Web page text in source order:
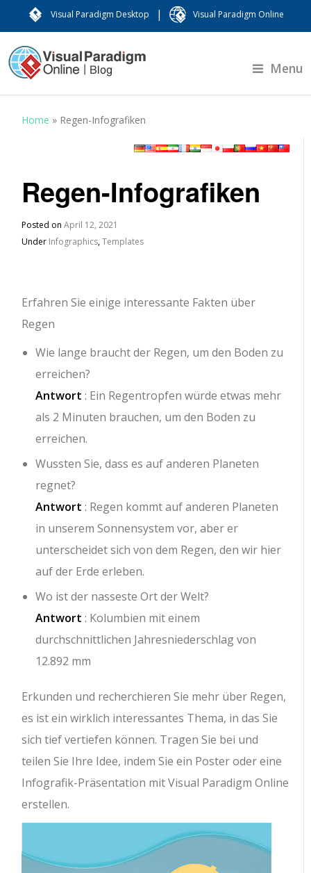
Visual Paradigm Desktop | Visual Paradigm Online
Menu
Home » Regen-Infografiken
Regen-Infografiken
Posted onApril 12, 2021
Under Infographics,Templates
Erfahren Sie einige interessante Fakten über
Regen
Wie lange braucht der Regen, um den Boden zu
erreichen?
Antwort : Ein Regentropfen würde etwas mehr
als 2 Minuten brauchen, um den Boden zu
erreichen.
Wussten Sie, dass es auf anderen Planeten
regnet?
Antwort : Regen kommt auf anderen Planeten
in unserem Sonnensystem vor, aber er
unterscheidet sich von dem Regen, den wir hier
auf der Erde erleben.
Wo ist der nasseste Ort der Welt?
Antwort : Kolumbien mit einem
durchschnittlichen Jahresniederschlag von
12.892 mm
Erkunden und recherchieren Sie mehr über Regen,
es ist ein wirklich interessantes Thema, in das Sie
sich tief vertiefen können. Tragen Sie bei und
teilen Sie Ihre Idee, indem Sie ein Poster oder eine
Infografik-Präsentation mit Visual Paradigm Online
erstellen.